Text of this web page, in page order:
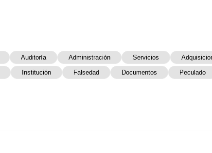
Auditoría Administración Servicios
Institución Falsedad Documentos Peculado